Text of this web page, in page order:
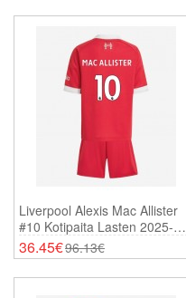
Liverpool Alexis Mac Allister
#10 Kotipaita Lasten 2025-26
Lyhythihainen (+ Shortsit)
36.45€96.13€